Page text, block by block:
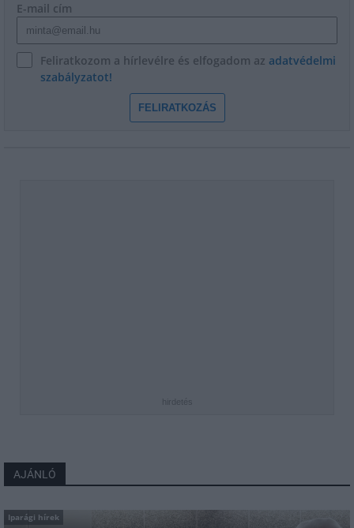
E-mail cím
Feliratkozom a hírlevélre és elfogadom az adatvédelmi
szabályzatot!
FELIRATKOZÁS
hirdetés
AJÁNLÓ
Iparági hírek